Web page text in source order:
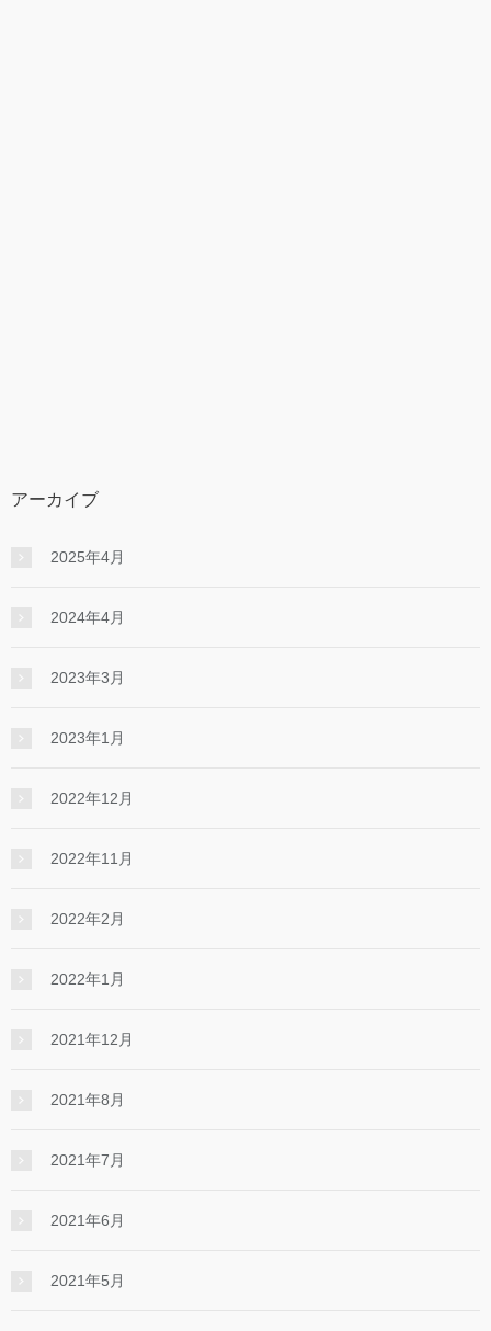
アーカイブ
2025年4月
2024年4月
2023年3月
2023年1月
2022年12月
2022年11月
2022年2月
2022年1月
2021年12月
2021年8月
2021年7月
2021年6月
2021年5月